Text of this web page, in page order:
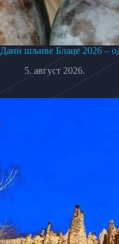
Дани шљиве Блаце 2026 –
5. август 2026.